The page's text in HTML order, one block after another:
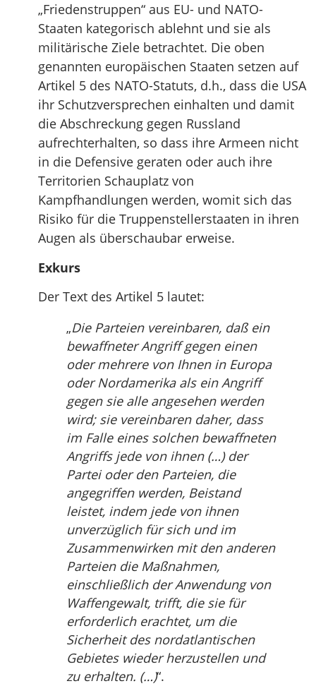
„Friedenstruppen“ aus EU- und NATO-
Staaten kategorisch ablehnt und sie als
militärische Ziele betrachtet. Die oben
genannten europäischen Staaten setzen auf
Artikel 5 des NATO-Statuts, d.h., dass die USA
ihr Schutzversprechen einhalten und damit
die Abschreckung gegen Russland
aufrechterhalten, so dass ihre Armeen nicht
in die Defensive geraten oder auch ihre
Territorien Schauplatz von
Kampfhandlungen werden, womit sich das
Risiko für die Truppenstellerstaaten in ihren
Augen als überschaubar erweise.
Exkurs
Der Text des Artikel 5 lautet:
„Die Parteien vereinbaren, daß ein
bewaffneter Angriff gegen einen
oder mehrere von Ihnen in Europa
oder Nordamerika als ein Angriff
gegen sie alle angesehen werden
wird; sie vereinbaren daher, dass
im Falle eines solchen bewaffneten
Angriffs jede von ihnen (…) der
Partei oder den Parteien, die
angegriffen werden, Beistand
leistet, indem jede von ihnen
unverzüglich für sich und im
Zusammenwirken mit den anderen
Parteien die Maßnahmen,
einschließlich der Anwendung von
Waffengewalt, trifft, die sie für
erforderlich erachtet, um die
Sicherheit des nordatlantischen
Gebietes wieder herzustellen und
zu erhalten. (…)“.